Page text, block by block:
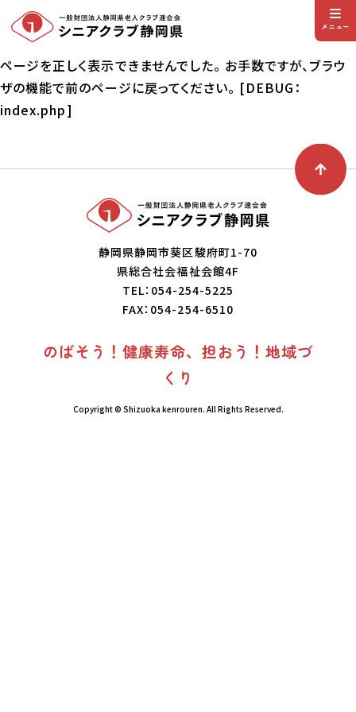
メニュー
ページを正しく表示できませんでした。 お手数ですが、ブラウ
ザの機能で前のページに戻ってください。 [DEBUG：
index.php]
静岡県静岡市葵区駿府町1-70
県総合社会福祉会館4F
TEL：054-254-5225
FAX：054-254-6510
のばそう！健康寿命、担おう！地域づ
くり
Copyright © Shizuoka kenrouren. All Rights Reserved.